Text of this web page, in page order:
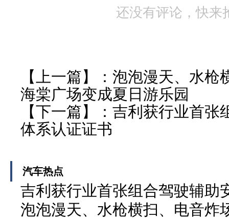
还没有评论，快来
【上一篇】： 泡泡漫天、水枪
海棠广场变成夏日游乐园
【下一篇】： 吉利获行业首张
体系认证证书
汽车热点
吉利获行业首张组合驾驶辅助
泡泡漫天、水枪横扫、电音炸